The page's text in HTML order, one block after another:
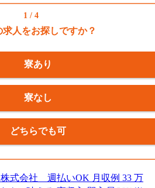
1 / 4
求人をお探しですか？
寮あり
寮なし
どちらでも可